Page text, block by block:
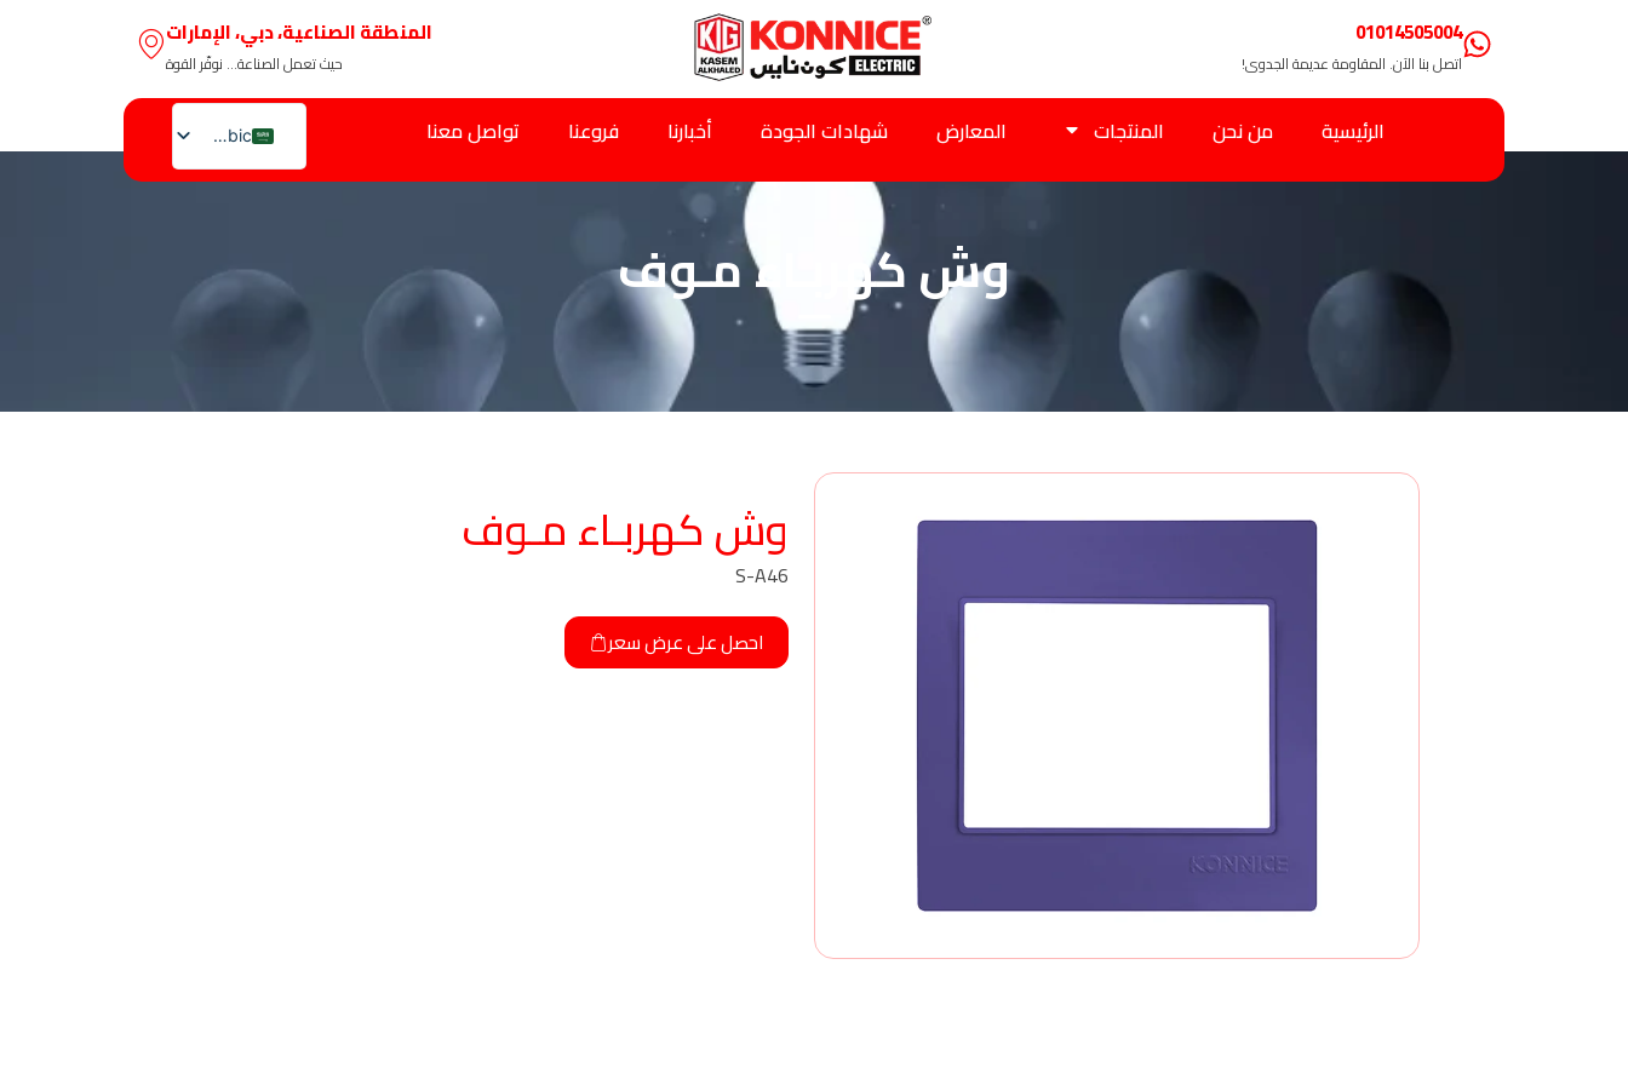
01014505004
اتصل بنا الآن. المقاومة عديمة الجدوى!
المنطقة الصناعية، دبي، الإمارات
حيث تعمل الصناعة… نوفّر القوة
Arabic
English
الرئيسية من نحن المنتجات المعارض شهادات الجودة أخبارنا فروعنا تواصل معنا
وش كهربـاء مـوف
وش كهربـاء مـوف
S-A46
احصل على عرض سعر